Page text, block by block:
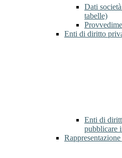
Dati
tabelle)
Enti di diritto
Enti di
pubblicare